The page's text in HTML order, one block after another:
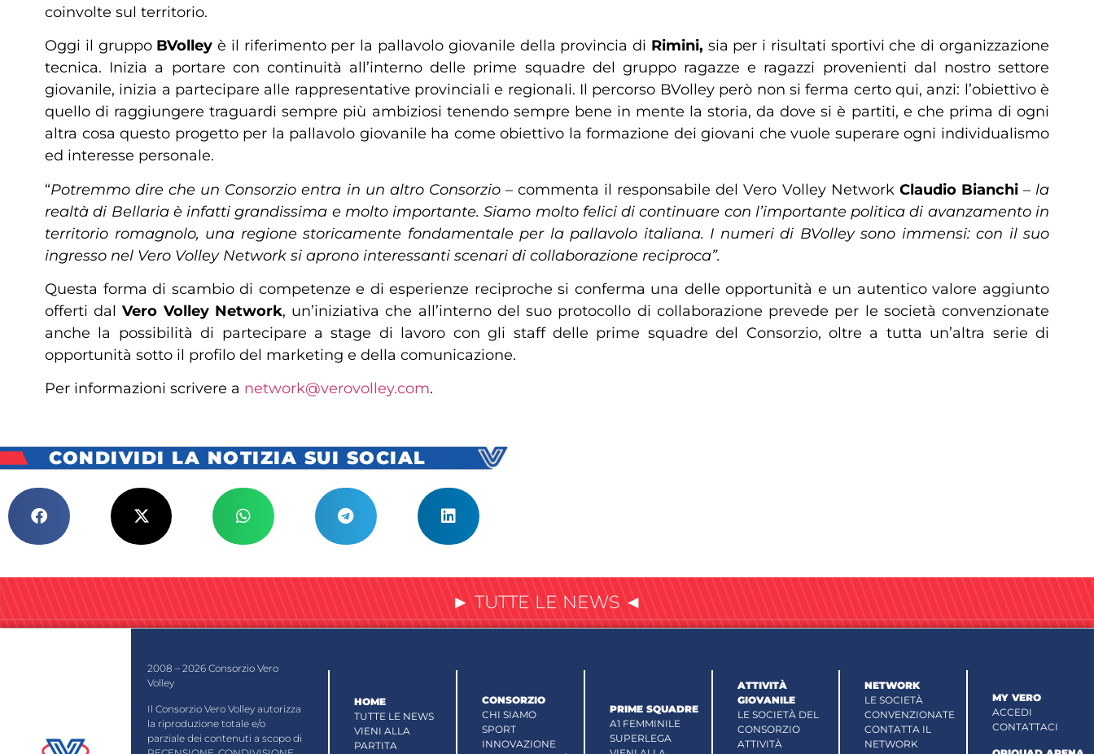
coinvolte sul territorio.
Oggi il gruppo BVolley è il riferimento per la pallavolo giovanile della provincia di Rimini, sia per i risultati sportivi che di organizzazione
tecnica. Inizia a portare con continuità all’interno delle prime squadre del gruppo ragazze e ragazzi provenienti dal nostro settore
giovanile, inizia a partecipare alle rappresentative provinciali e regionali. Il percorso BVolley però non si ferma certo qui, anzi: l’obiettivo è
quello di raggiungere traguardi sempre più ambiziosi tenendo sempre bene in mente la storia, da dove si è partiti, e che prima di ogni
altra cosa questo progetto per la pallavolo giovanile ha come obiettivo la formazione dei giovani che vuole superare ogni individualismo
ed interesse personale.
“Potremmo dire che un Consorzio entra in un altro Consorzio– commenta il responsabile del Vero Volley Network Claudio Bianchi– la
realtà di Bellaria è infatti grandissima e molto importante. Siamo molto felici di continuare con l’importante politica di avanzamento in
territorio romagnolo, una regione storicamente fondamentale per la pallavolo italiana. I numeri di BVolley sono immensi: con il suo
ingresso nel Vero Volley Network si aprono interessanti scenari di collaborazione reciproca”.
Questa forma di scambio di competenze e di esperienze reciproche si conferma una delle opportunità e un autentico valore aggiunto
offerti dalVero Volley Network, un’iniziativa che all’interno del suo protocollo di collaborazione prevede per le società convenzionate
anche la possibilità di partecipare a stage di lavoro con gli staff delle prime squadre del Consorzio, oltre a tutta un’altra serie di
opportunità sotto il profilo del marketing e della comunicazione.
Per informazioni scrivere a network@verovolley.com.
CONDIVIDI LA NOTIZIA SUI SOCIAL
► TUTTE LE NEWS ◄
2008 – 2026 Consorzio Vero
Volley
Il Consorzio Vero Volley autorizza
la riproduzione totale e/o
parziale dei contenuti a scopo di
HOME
TUTTE LE NEWS
VIENI ALLA
PARTITA
CONSORZIO
CHI SIAMO
SPORT
INNOVAZIONE
PRIME SQUADRE
A1 FEMMINILE
SUPERLEGA
ATTIVITÀ
GIOVANILE
LE SOCIETÀ DEL
CONSORZIO
ATTIVITÀ
NETWORK
LE SOCIETÀ
CONVENZIONATE
CONTATTA IL
NETWORK
MY VERO
ACCEDI
CONTATTACI